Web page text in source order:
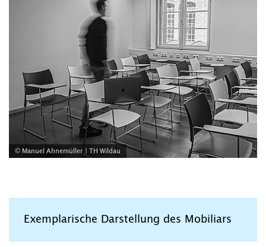
© Manuel Ahnemüller | TH Wildau
Exemplarische Darstellung des Mobiliars